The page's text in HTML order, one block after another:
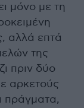
μόνο με τη
αλλά επτά
της
πριν δύο
αρκετούς
πράγματα,